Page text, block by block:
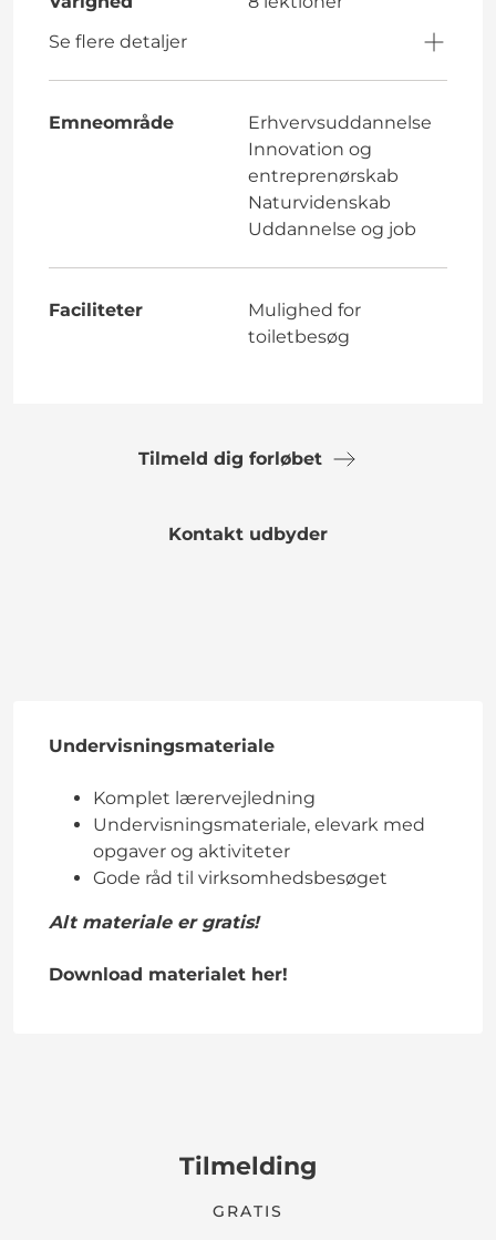
Se flere detaljer
Emneområde
Erhvervsuddannelse
Innovation og
entreprenørskab
Naturvidenskab
Uddannelse og job
Faciliteter
Mulighed for
toiletbesøg
Tilmeld dig forløbet
Kontakt udbyder
Undervisningsmateriale
Komplet lærervejledning
Undervisningsmateriale, elevark med
opgaver og aktiviteter
Gode råd til virksomhedsbesøget
Alt materiale er gratis!
Download materialet her!
Tilmelding
GRATIS